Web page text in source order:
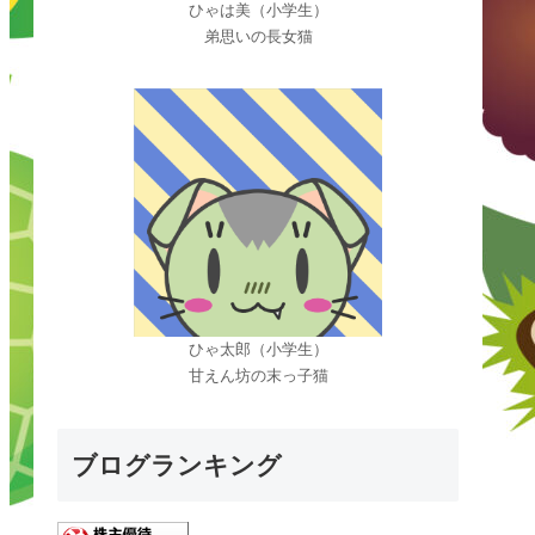
ひゃは美（小学生）
弟思いの長女猫
ひゃ太郎（小学生）
甘えん坊の末っ子猫
ブログランキング